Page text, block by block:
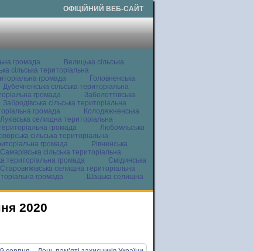
ОФІЦІЙНИЙ ВЕБ-САЙТ
громада
Велицька сільська
сільська територіальна
громада
Головненська
Дубечненська сільська територіальна
громада
Заболоттівська
Забродівська сільська територіальна
громада
Колодяжненська
Луківська селищна територіальна
громада
Любомльська
сільська територіальна
громада
Рівненська
Самарівська сільська територіальна
територіальна громада
Смідинська
Старовижівська селищна територіальна
громада
Шацька селищна
2020